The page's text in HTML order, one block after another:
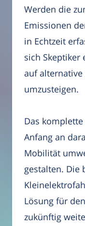
Werden die
Emissionen
in Echtzeit
sich Skeptiker
auf
umzusteigen.
Das
Anfang an
Mobilität
gestalten. Die
Lösung für
zukünftig